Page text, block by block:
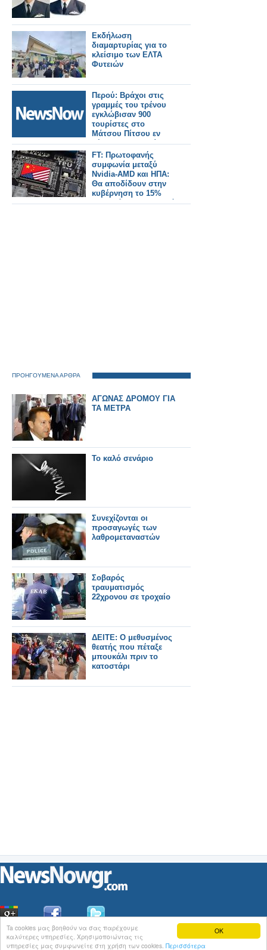
OK
Ta cookies μας βοηθούν να σας παρέχουμε
καλύτερες υπηρεσίες. Χρησιμοποιώντας τις
υπηρεσίες μας συμφωνείτε στη χρήση των cookies. Περισσότερα
Εκδήλωση
διαμαρτυρίας για το
κλείσιμο των ΕΛΤΑ
Φυτειών
Περού: Βράχοι στις
γραμμές του τρένου
εγκλώβισαν 900
τουρίστες στο
Μάτσου Πίτσου εν
μέσω διαμαρτυρίας
FT: Πρωτοφανής
συμφωνία μεταξύ
Nvidia-AMD και ΗΠΑ:
Θα αποδίδουν στην
κυβέρνηση το 15%
των εσόδων τους από
ΠΡΟΗΓΟΥΜΕΝΑ ΑΡΘΡΑ
ΑΓΩΝΑΣ ΔΡΟΜΟΥ ΓΙΑ
ΤΑ ΜΕΤΡΑ
Το καλό σενάριο
Συνεχίζονται οι
προσαγωγές των
λαθρομεταναστών
Σοβαρός
τραυματισμός
22χρονου σε τροχαίο
ΔΕΙΤΕ: Ο μεθυσμένος
θεατής που πέταξε
μπουκάλι πριν το
κατοστάρι
ΟιΕιδήσεις του NewsNowgr.com στοiNews